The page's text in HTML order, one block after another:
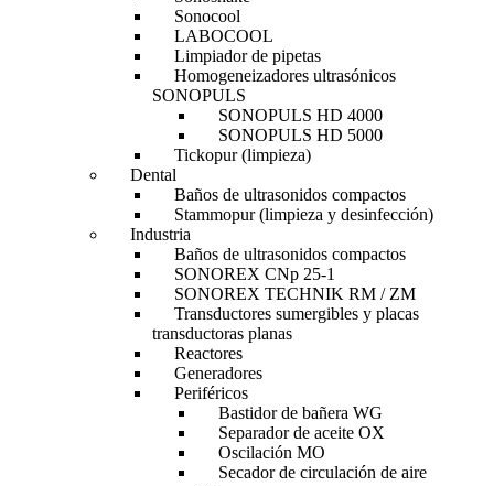
Sonocool
LABOCOOL
Limpiador de pipetas
Homogeneizadores ultrasónicos
SONOPULS
SONOPULS HD 4000
SONOPULS HD 5000
Tickopur (limpieza)
Dental
Baños de ultrasonidos compactos
Stammopur (limpieza y desinfección)
Industria
Baños de ultrasonidos compactos
SONOREX CNp 25-1
SONOREX TECHNIK RM / ZM
Transductores sumergibles y placas
transductoras planas
Reactores
Generadores
Periféricos
Bastidor de bañera WG
Separador de aceite OX
Oscilación MO
Secador de circulación de aire